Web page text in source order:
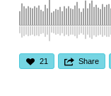
21 Share